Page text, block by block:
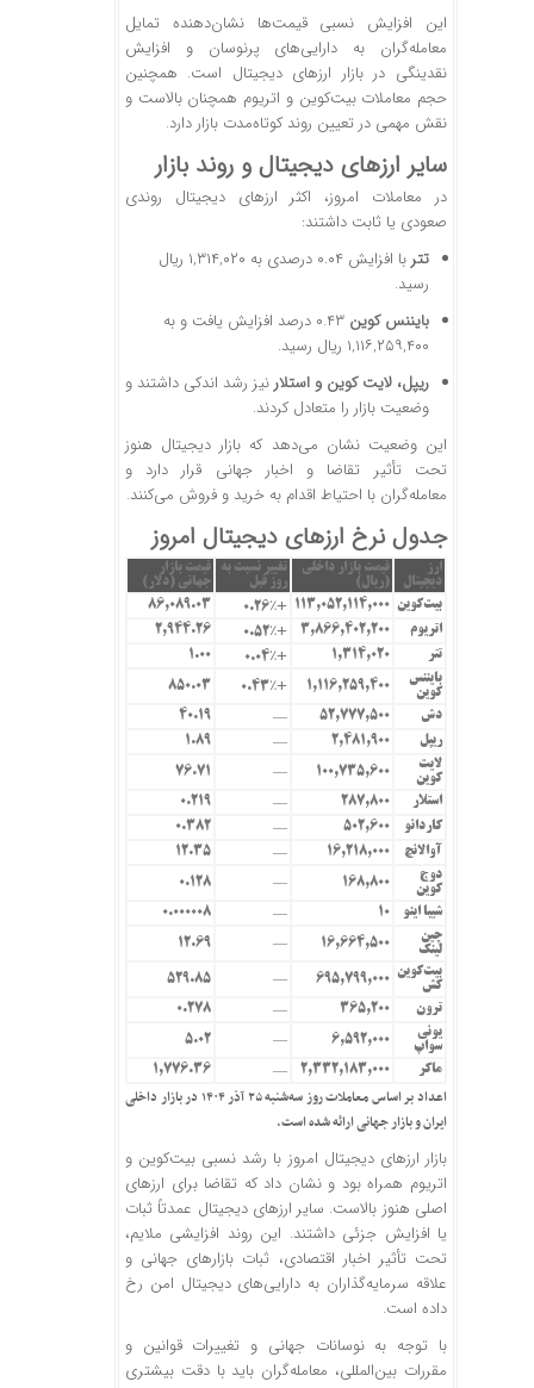
این افزایش نسبی قیمت‌ها نشان‌دهنده تمایل
معامله‌گران به دارایی‌های پرنوسان و افزایش
نقدینگی در بازار ارزهای دیجیتال است. همچنین
حجم معاملات بیت‌کوین و اتریوم همچنان بالاست و
نقش مهمی در تعیین روند کوتاه‌مدت بازار دارد.
سایر ارزهای دیجیتال و روند بازار
در معاملات امروز، اکثر ارزهای دیجیتال روندی
صعودی یا ثابت داشتند:
تتر
با افزایش ۰.۰۴ درصدی به ۱,۳۱۴,۰۲۰ ریال
رسید.
بایننس کوین
۰.۴۳ درصد افزایش یافت و به
۱,۱۱۶,۲۵۹,۴۰۰ ریال رسید.
ریپل، لایت کوین و استلارنیز رشد اندکی داشتند و
وضعیت بازار را متعادل کردند.
این وضعیت نشان می‌دهد که بازار دیجیتال هنوز
تحت تأثیر تقاضا و اخبار جهانی قرار دارد و
معامله‌گران با احتیاط اقدام به خرید و فروش می‌کنند.
جدول نرخ ارزهای دیجیتال امروز
ارز
دیجیتال
قیمت بازار داخلی
(ریال)
تغییر نسبت به
روز قبل
قیمت بازار
جهانی (دلار)
بیت‌کوین 113,052,114,000 +0.26٪
86,089.03
اتریوم
3,866,402,200 +0.52٪
2,944.26
تتر
1,314,020 +0.04٪
1.00
بایننس
کوین
1,116,259,400 +0.43٪ 850.03
دش 52,777,500
—
40.19
ریپل
2,481,900
—
1.89
لایت
کوین
100,735,600
—
76.71
استلار 287,800
—
0.219
کاردانو
502,600
—
0.382
آوالانچ
16,218,000
—
12.35
دوج
کوین
168,800
—
0.128
شیبا اینو 10
—
0.000008
چین
لینک
16,664,500
—
12.69
بیت‌کوین
کش
695,799,000
—
529.85
ترون 365,200
—
0.278
یونی
سواپ
6,592,000
—
5.02
ماکر 2,332,183,000
—
1,776.36
اعداد بر اساس معاملات روز سه‌شنبه ۲۵ آذر ۱۴۰۴ در بازار داخلی
ایران و بازار جهانی ارائه شده است.
بازار ارزهای دیجیتال امروز با رشد نسبی بیت‌کوین و
اتریوم همراه بود و نشان داد که تقاضا برای ارزهای
اصلی هنوز بالاست. سایر ارزهای دیجیتال عمدتاً ثبات
یا افزایش جزئی داشتند. این روند افزایشی ملایم،
تحت تأثیر اخبار اقتصادی، ثبات بازارهای جهانی و
علاقه سرمایه‌گذاران به دارایی‌های دیجیتال امن رخ
داده است.
با توجه به نوسانات جهانی و تغییرات قوانین و
مقررات بین‌المللی، معامله‌گران باید با دقت بیشتری